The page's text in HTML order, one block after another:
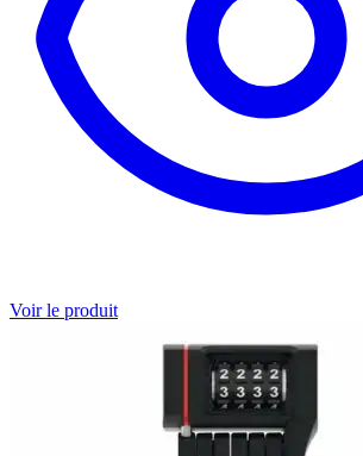
Voir le produit